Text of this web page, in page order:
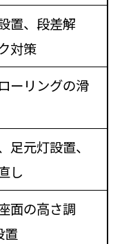
置、段差解
対策
ーリングの滑
足元灯設置、
し
面の高さ調
置